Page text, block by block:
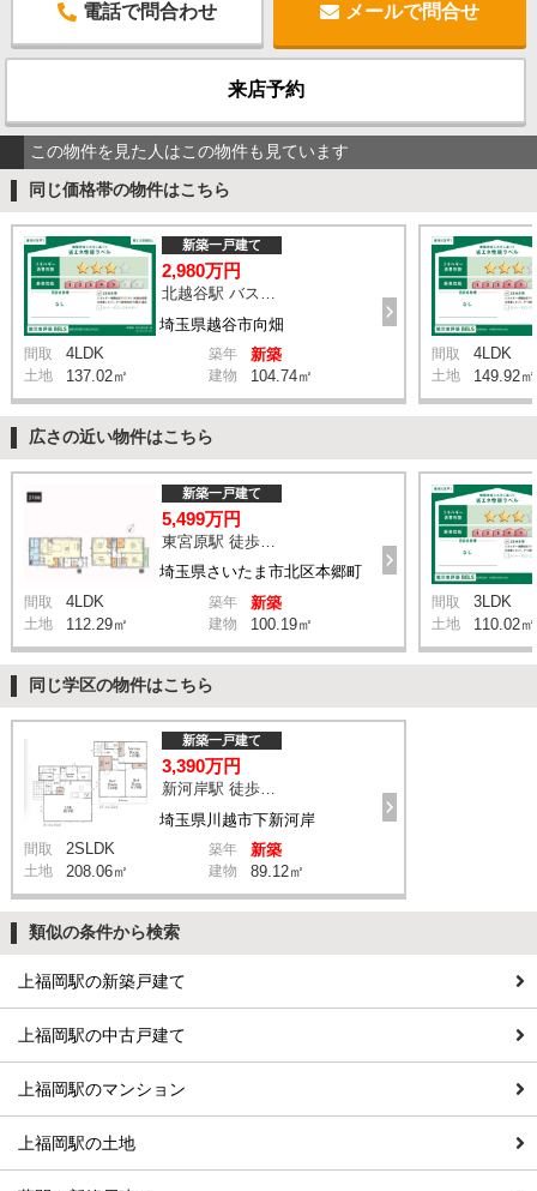
電話で問合わせ メールで問合せ
来店予約
この物件を見た人はこの物件も見ています
同じ価格帯の物件はこちら
埼玉県越谷市向畑
新築一戸建て
2,980万円
北越谷駅 バス16分 停歩13分
間取 4LDK 築年 新築
土地 137.02㎡ 建物 104.74㎡
間取 4LDK
土地 149.92㎡
広さの近い物件はこちら
埼玉県さいたま市北区本郷町
新築一戸建て
5,499万円
間取 4LDK 築年 新築
土地 112.29㎡ 建物 100.19㎡
間取 3LDK
土地 110.02㎡
同じ学区の物件はこちら
埼玉県川越市下新河岸
新築一戸建て
3,390万円
新河岸駅 徒歩19分
間取 2SLDK 築年 新築
土地 208.06㎡ 建物 89.12㎡
類似の条件から検索
上福岡駅の新築戸建て
上福岡駅の中古戸建て
上福岡駅のマンション
上福岡駅の土地